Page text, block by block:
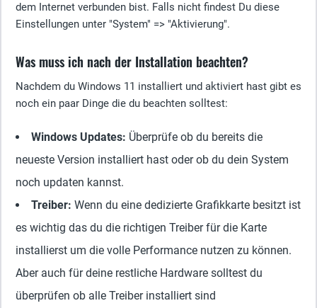
dem Internet verbunden bist. Falls nicht findest Du diese
Einstellungen unter "System" => "Aktivierung".
Was muss ich nach der Installation beachten?
Nachdem du Windows 11 installiert und aktiviert hast gibt es
noch ein paar Dinge die du beachten solltest:
Windows Updates: Überprüfe ob du bereits die
neueste Version installiert hast oder ob du dein System
noch updaten kannst.
Treiber: Wenn du eine dedizierte Grafikkarte besitzt ist
es wichtig das du die richtigen Treiber für die Karte
installierst um die volle Performance nutzen zu können.
Aber auch für deine restliche Hardware solltest du
überprüfen ob alle Treiber installiert sind